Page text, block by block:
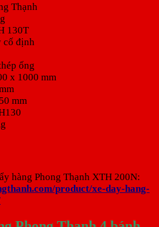
Thạnh
130T
cố định
ống
x 1000 mm
mm
hàng Phong Thạnh XTH 200N:
product/xe-day-hang-